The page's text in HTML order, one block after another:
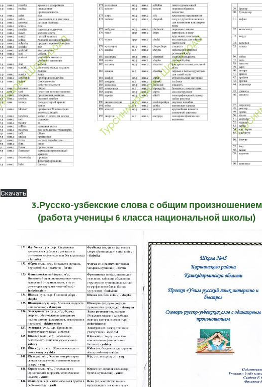
Скачать
3.Русско-узбекские слова с общим произношением
(работа ученицы 6 класса национальной школы)